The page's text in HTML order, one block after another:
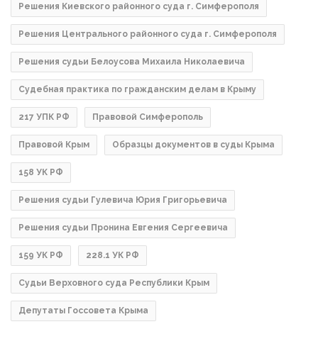
Решения Киевского районного суда г. Симферополя
Решения Центрального районного суда г. Симферополя
Решения судьи Белоусова Михаила Николаевича
Судебная практика по гражданским делам в Крыму
217 УПК РФ Правовой Симферополь
Правовой Крым Образцы документов в суды Крыма
158 УК РФ
Решения судьи Гулевича Юрия Григорьевича
Решения судьи Пронина Евгения Сергеевича
159 УК РФ 228.1 УК РФ
Судьи Верховного суда Республики Крым
Депутаты Госсовета Крыма